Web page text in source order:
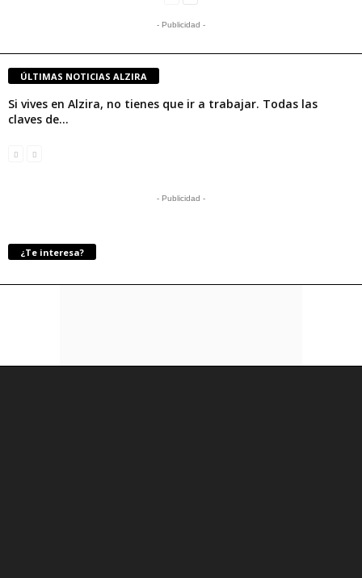
- Publicidad -
ÚLTIMAS NOTICIAS ALZIRA
Si vives en Alzira, no tienes que ir a trabajar. Todas las
claves de...
- Publicidad -
¿Te interesa?